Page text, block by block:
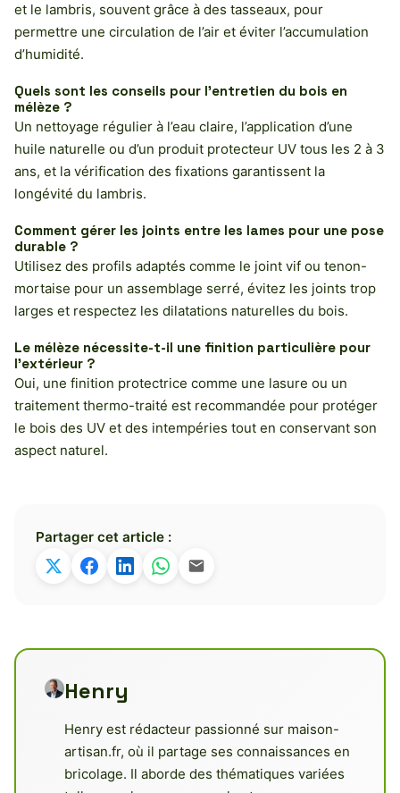
et le lambris, souvent grâce à des tasseaux, pour
permettre une circulation de l’air et éviter l’accumulation
d’humidité.
Quels sont les conseils pour l’entretien du bois en
mélèze ?
Un nettoyage régulier à l’eau claire, l’application d’une
huile naturelle ou d’un produit protecteur UV tous les 2 à 3
ans, et la vérification des fixations garantissent la
longévité du lambris.
Comment gérer les joints entre les lames pour une pose
durable ?
Utilisez des profils adaptés comme le joint vif ou tenon-
mortaise pour un assemblage serré, évitez les joints trop
larges et respectez les dilatations naturelles du bois.
Le mélèze nécessite-t-il une finition particulière pour
l’extérieur ?
Oui, une finition protectrice comme une lasure ou un
traitement thermo-traité est recommandée pour protéger
le bois des UV et des intempéries tout en conservant son
aspect naturel.
Partager cet article :
Henry
Henry est rédacteur passionné sur maison-
artisan.fr, où il partage ses connaissances en
bricolage. Il aborde des thématiques variées